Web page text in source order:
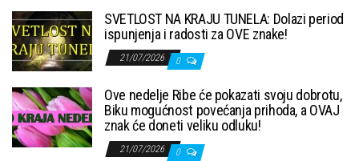
SVETLOST NA KRAJU TUNELA: Dolazi period
ispunjenja i radosti za OVE znake!
21/07/2026 0
Ove nedelje Ribe će pokazati svoju dobrotu,
Biku mogućnost povećanja prihoda, a OVAJ
znak će doneti veliku odluku!
21/07/2026 0